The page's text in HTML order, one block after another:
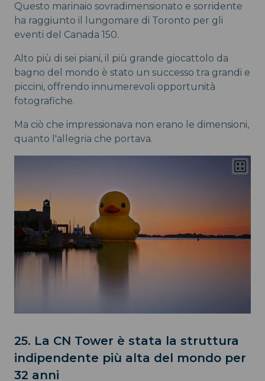
Questo marinaio sovradimensionato e sorridente
ha raggiunto il lungomare di Toronto per gli
eventi del Canada 150.
Alto più di sei piani, il più grande giocattolo da
bagno del mondo è stato un successo tra grandi e
piccini, offrendo innumerevoli opportunità
fotografiche.
Ma ciò che impressionava non erano le dimensioni,
quanto l'allegria che portava.
25. La CN Tower è stata la struttura
indipendente più alta del mondo per
32 anni